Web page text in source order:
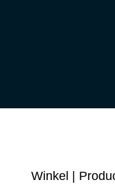
Winkel |